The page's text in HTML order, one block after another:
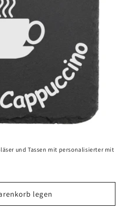
und Tassen mit personalisierter mit
legen